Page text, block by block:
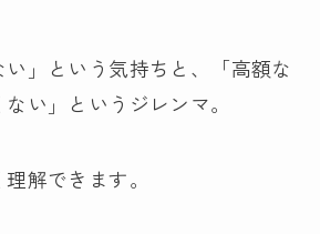
い」という気持ちと、「高額な
い」というジレンマ。
解できます。